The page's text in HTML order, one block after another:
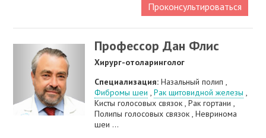
Проконсультироваться
Профессор Дан Флис
Хирург-отоларинголог
Специализация:Назальный полип ,
Фибромы шеи ,Рак щитовидной железы ,
Кисты голосовых связок , Рак гортани ,
Полипы голосовых связок , Невринома
шеи ...